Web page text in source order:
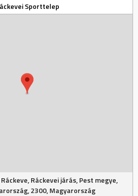
Sporttelep
Ráckevei járás, Pest megye,
2300, Magyarország